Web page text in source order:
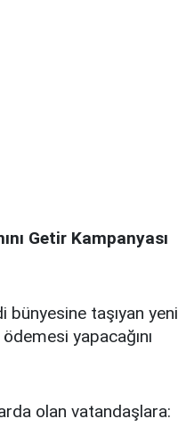
Getir Kampanyası
bünyesine taşıyan yeni
yapacağını
olan vatandaşlara: